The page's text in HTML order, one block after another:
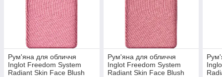
Рум'яна для обличчя
Inglot Freedom System
Radiant Skin Face Blush
Рум'яна для обличчя
Inglot Freedom System
Radiant Skin Face Blush